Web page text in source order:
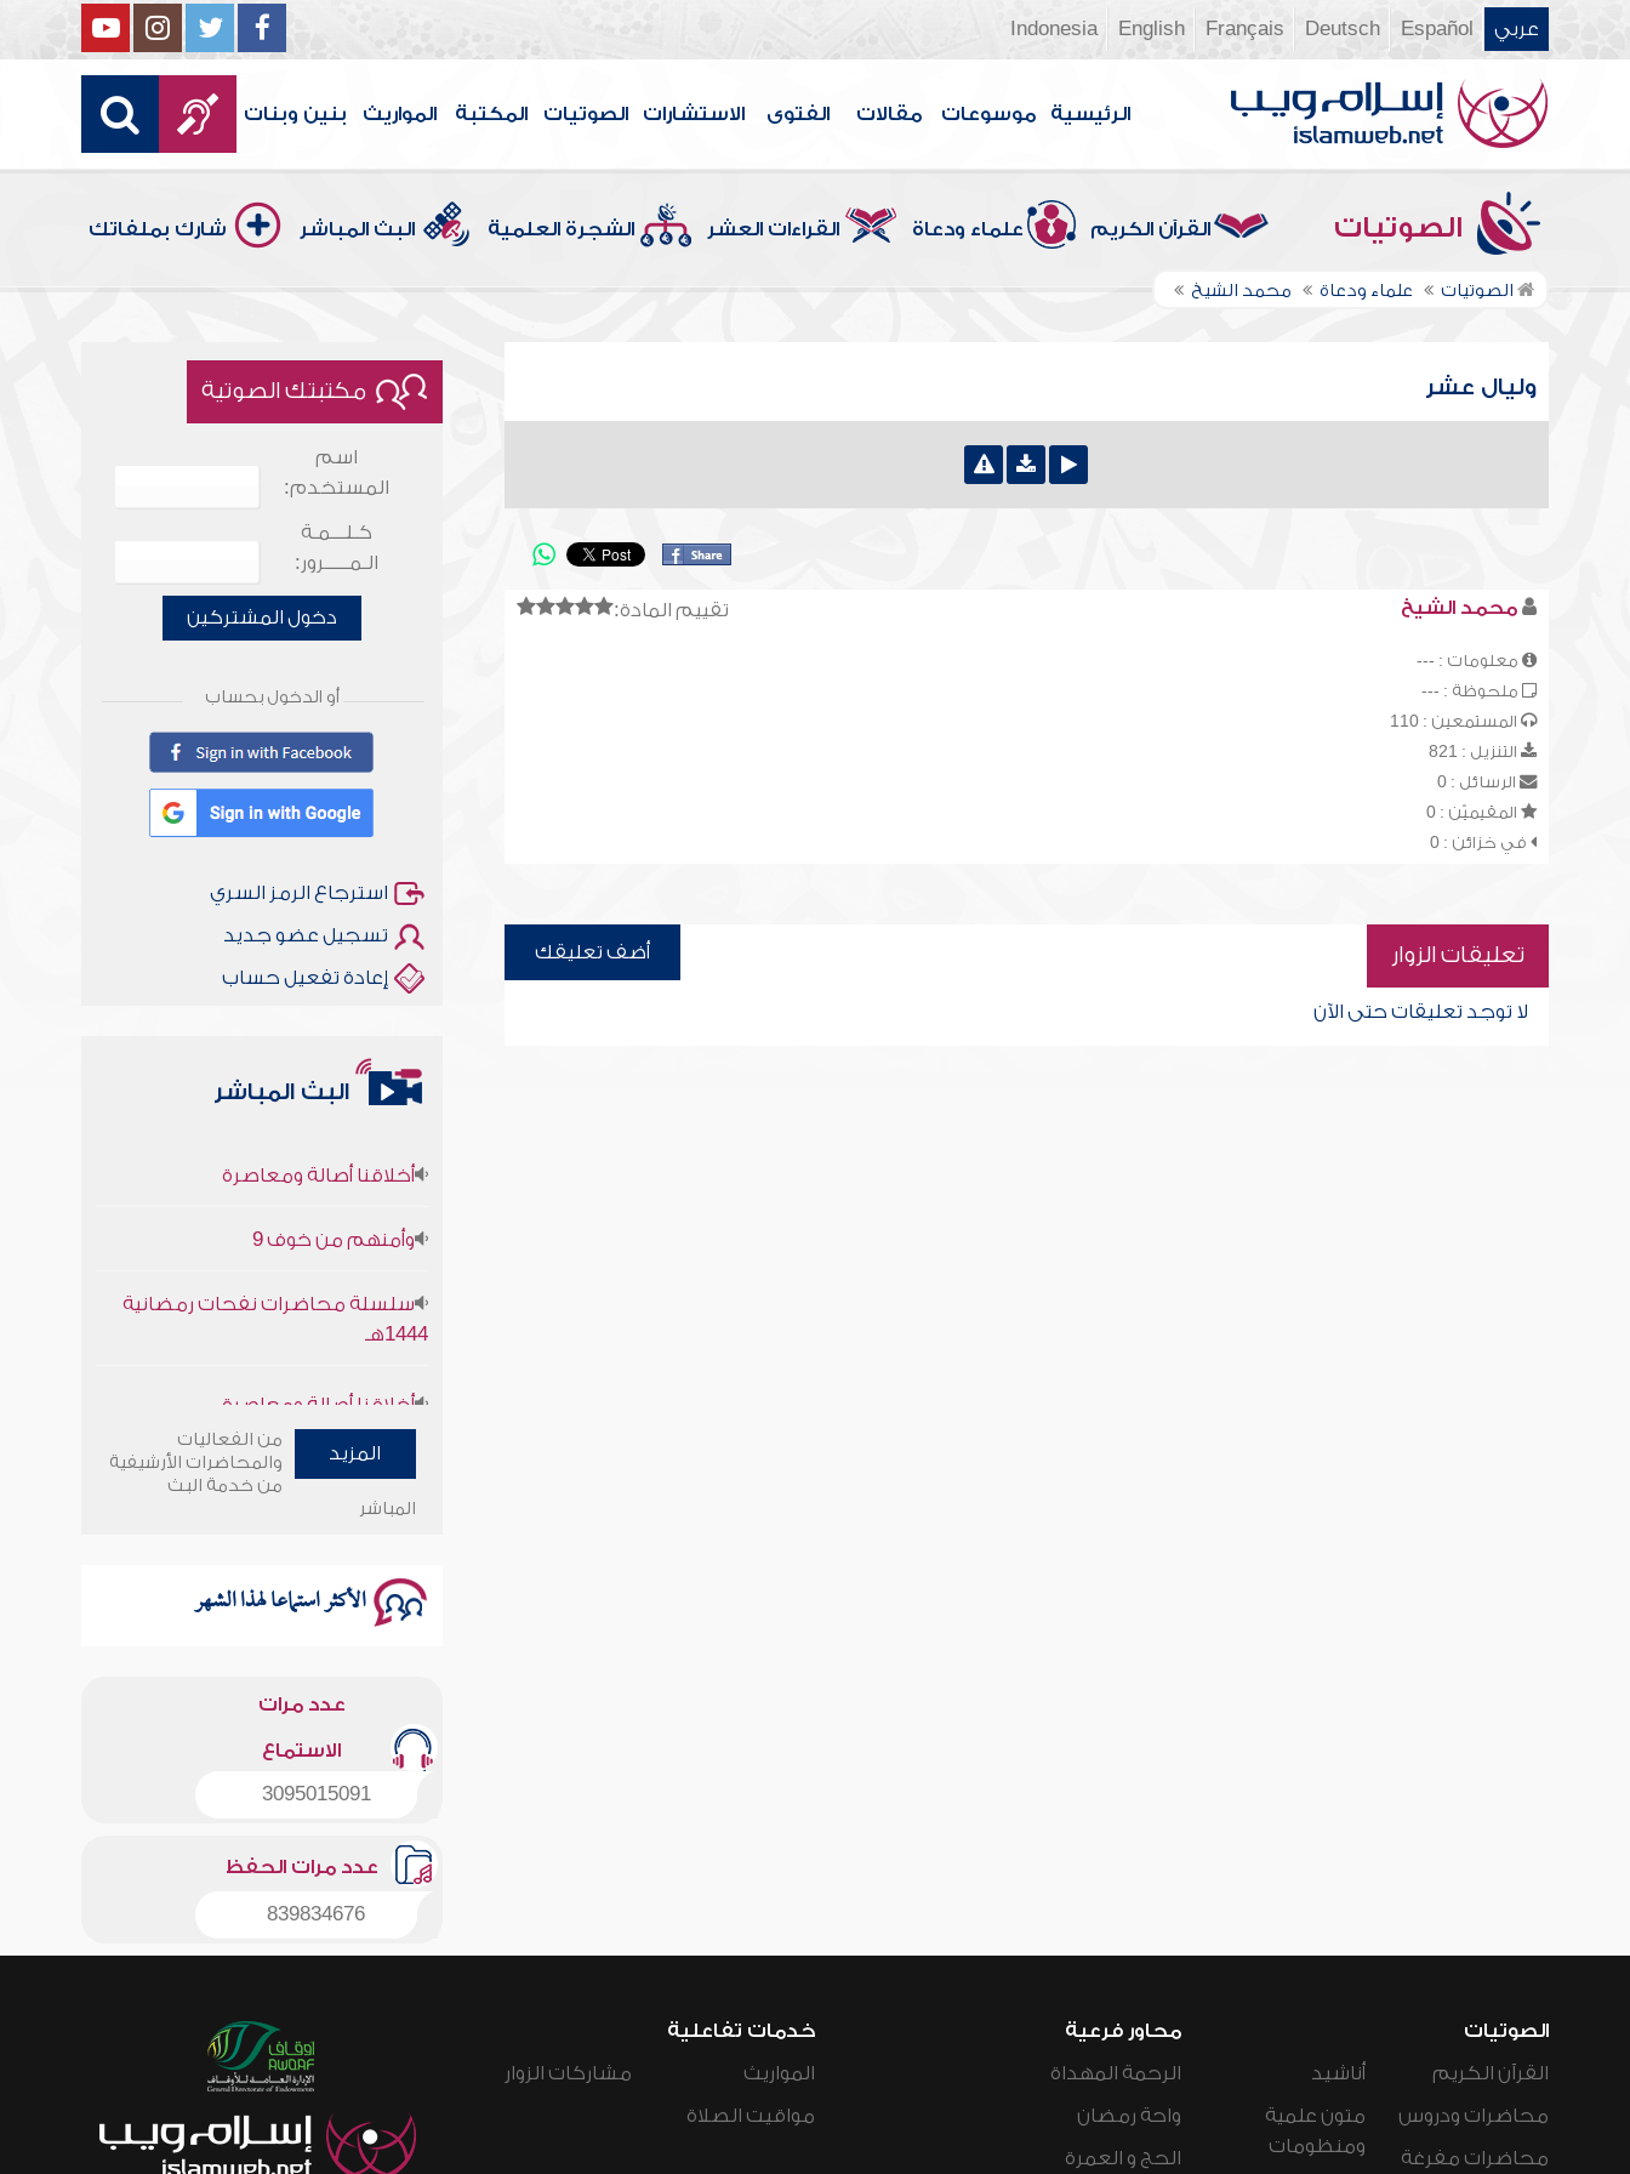
عربي Español
Deutsch
Français
English
Indonesia
الرئيسية موسوعات مقالات الفتوى الاستشارات الصوتيات المكتبة المواريث بنين وبنات
الصوتيات القرآن الكريم علماء ودعاة القراءات العشر الشجرة العلمية البث المباشر شارك بملفاتك
الصوتيات علماء ودعاة محمد الشيخ
وليال عشر
تقييم المادة: محمد الشيخ
معلومات : ---
ملحوظة : ---
المستمعين : 110
التنزيل : 821
الرسائل : 0
المقيميّن : 0
في خزائن : 0
تعليقات الزوار أضف تعليقك
لا توجد تعليقات حتى الآن
مكتبتك الصوتية
اسم
المستخدم:
كـلـــمـة
الـمـــــرور:
دخول المشتركين
أو الدخول بحساب
استرجاع الرمز السري
تسجيل عضو جديد
إعادة تفعيل حساب
البث المباشر
1444هـ
وأمنهم من خوف 9
سلسلة محاضرات نفحات رمضانية
المزيد
من الفعاليات
والمحاضرات الأرشيفية
من خدمة البث
المباشر
الأكثر استماعا لهذا الشهر
عدد مرات
الاستماع
3095015091
عدد مرات الحفظ
839834676
الصوتيات
القرآن الكريم
محاضرات ودروس
محاضرات مفرغة
أناشيد
متون علمية
ومنظومات
محاور فرعية
الرحمة المهداة
واحة رمضان
الحج و العمرة
خدمات تفاعلية
المواريث
مواقيت الصلاة
مشاركات الزوار